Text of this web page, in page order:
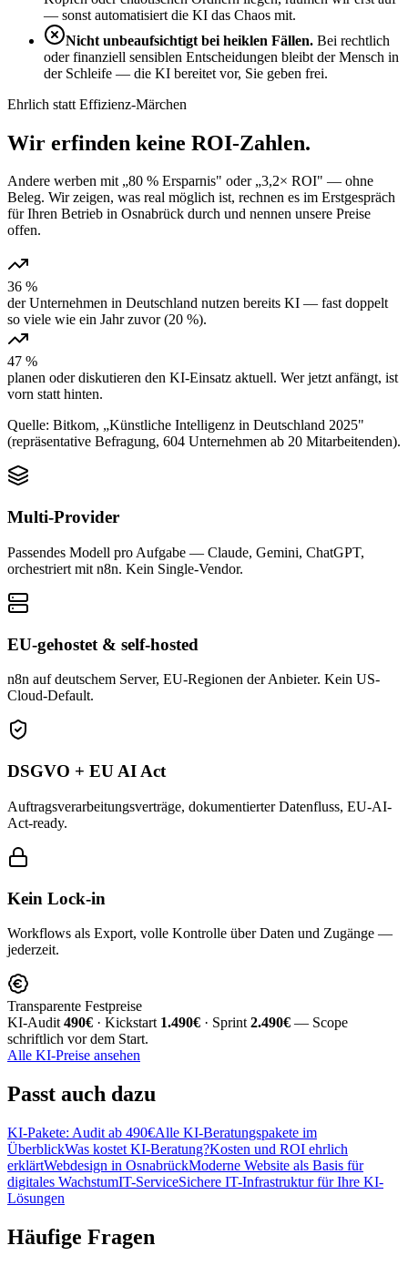
— sonst automatisiert die KI das Chaos mit.
Nicht unbeaufsichtigt bei heiklen Fällen. Bei rechtlich
oder finanziell sensiblen Entscheidungen bleibt der Mensch in
der Schleife — die KI bereitet vor, Sie geben frei.
Ehrlich statt Effizienz-Märchen
Wir erfinden keine ROI-Zahlen.
Andere werben mit „80 % Ersparnis" oder „3,2× ROI" — ohne
Beleg. Wir zeigen, was real möglich ist, rechnen es im Erstgespräch
für Ihren Betrieb in Osnabrück durch und nennen unsere Preise
offen.
36 %
der Unternehmen in Deutschland nutzen bereits KI — fast doppelt
so viele wie ein Jahr zuvor (20 %).
47 %
planen oder diskutieren den KI-Einsatz aktuell. Wer jetzt anfängt, ist
vorn statt hinten.
Quelle: Bitkom, „Künstliche Intelligenz in Deutschland 2025"
(repräsentative Befragung, 604 Unternehmen ab 20 Mitarbeitenden).
Multi-Provider
Passendes Modell pro Aufgabe — Claude, Gemini, ChatGPT,
orchestriert mit n8n. Kein Single-Vendor.
EU-gehostet & self-hosted
n8n auf deutschem Server, EU-Regionen der Anbieter. Kein US-
Cloud-Default.
DSGVO + EU AI Act
Auftragsverarbeitungsverträge, dokumentierter Datenfluss, EU-AI-
Act-ready.
Kein Lock-in
Workflows als Export, volle Kontrolle über Daten und Zugänge —
jederzeit.
Transparente Festpreise
KI-Audit 490€ · Kickstart 1.490€ · Sprint 2.490€ — Scope
schriftlich vor dem Start.
Alle KI-Preise ansehen
Passt auch dazu
KI-Pakete: Audit ab 490€Alle KI-Beratungspakete im
ÜberblickWas kostet KI-Beratung?Kosten und ROI ehrlich
erklärtWebdesign in OsnabrückModerne Website als Basis für
digitales WachstumIT-ServiceSichere IT-Infrastruktur für Ihre KI-
Lösungen
Häufige Fragen